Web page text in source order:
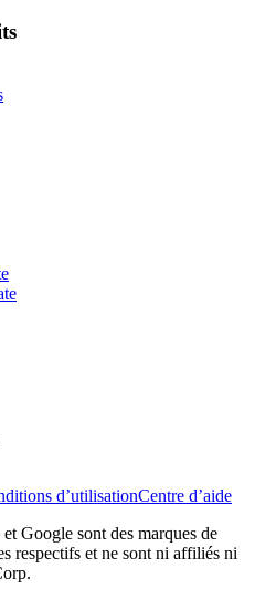
d’utilisationCentre d’aide
Google sont des marques de
respectifs et ne sont ni affiliés ni